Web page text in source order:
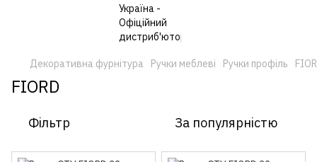
Декоративна фурнітура Ручки меблеві Ручки профіль
FIORD
Фільтр За популярністю